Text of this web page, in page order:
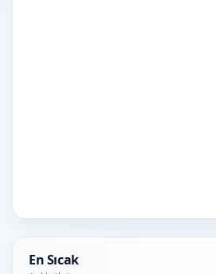
En Sıcak